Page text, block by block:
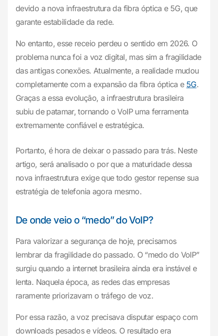
devido a nova infraestrutura da fibra óptica e 5G, que
garante estabilidade da rede.
No entanto, esse receio perdeu o sentido em 2026. O
problema nunca foi a voz digital, mas sim a fragilidade
das antigas conexões. Atualmente, a realidade mudou
completamente com a expansão da fibra óptica e 5G.
Graças a essa evolução, a infraestrutura brasileira
subiu de patamar, tornando o VoIP uma ferramenta
extremamente confiável e estratégica.
Portanto, é hora de deixar o passado para trás. Neste
artigo, será analisado o por que a maturidade dessa
nova infraestrutura exige que todo gestor repense sua
estratégia de telefonia agora mesmo.
De onde veio o “medo” do VoIP?
Para valorizar a segurança de hoje, precisamos
lembrar da fragilidade do passado. O “medo do VoIP”
surgiu quando a internet brasileira ainda era instável e
lenta. Naquela época, as redes das empresas
raramente priorizavam o tráfego de voz.
Por essa razão, a voz precisava disputar espaço com
downloads pesados e vídeos. O resultado era